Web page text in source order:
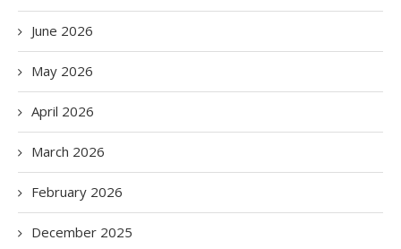
June 2026
May 2026
April 2026
March 2026
February 2026
December 2025